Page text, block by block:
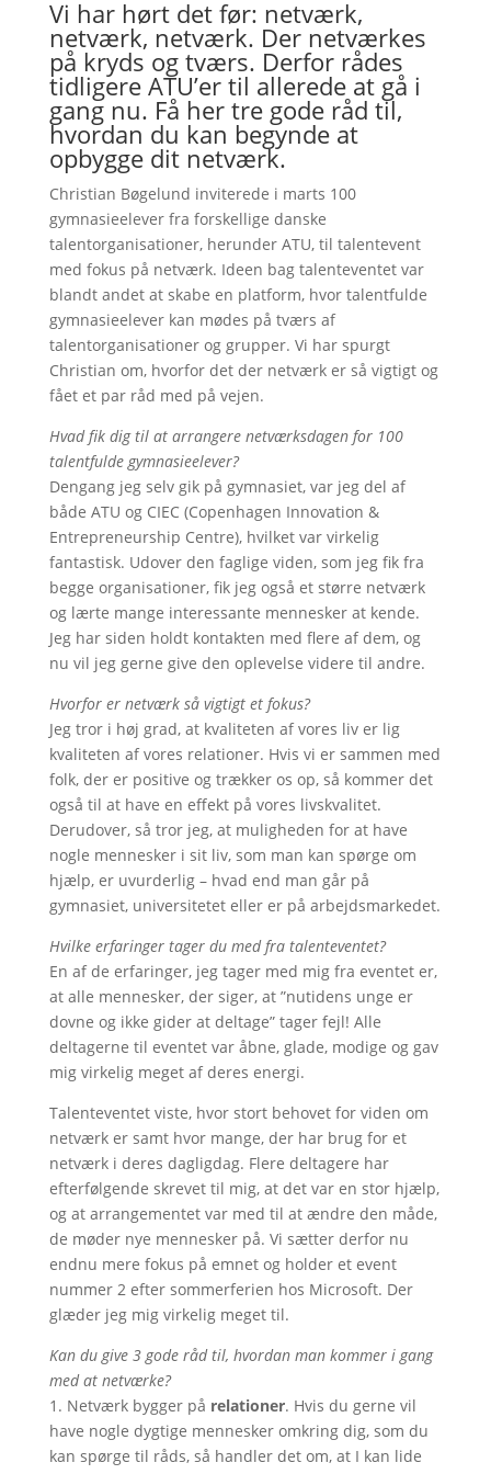
Vi har hørt det før: netværk,
netværk, netværk. Der netværkes
på kryds og tværs. Derfor rådes
tidligere ATU’er til allerede at gå i
gang nu. Få her tre gode råd til,
hvordan du kan begynde at
opbygge dit netværk.
Christian Bøgelund inviterede i marts 100
gymnasieelever fra forskellige danske
talentorganisationer, herunder ATU, til talentevent
med fokus på netværk. Ideen bag talenteventet var
blandt andet at skabe en platform, hvor talentfulde
gymnasieelever kan mødes på tværs af
talentorganisationer og grupper. Vi har spurgt
Christian om, hvorfor det der netværk er så vigtigt og
fået et par råd med på vejen.
Hvad fik dig til at arrangere netværksdagen for 100
talentfulde gymnasieelever?
Dengang jeg selv gik på gymnasiet, var jeg del af
både ATU og CIEC (Copenhagen Innovation &
Entrepreneurship Centre), hvilket var virkelig
fantastisk. Udover den faglige viden, som jeg fik fra
begge organisationer, fik jeg også et større netværk
og lærte mange interessante mennesker at kende.
Jeg har siden holdt kontakten med flere af dem, og
nu vil jeg gerne give den oplevelse videre til andre.
Hvorfor er netværk så vigtigt et fokus?
Jeg tror i høj grad, at kvaliteten af vores liv er lig
kvaliteten af vores relationer. Hvis vi er sammen med
folk, der er positive og trækker os op, så kommer det
også til at have en effekt på vores livskvalitet.
Derudover, så tror jeg, at muligheden for at have
nogle mennesker i sit liv, som man kan spørge om
hjælp, er uvurderlig – hvad end man går på
gymnasiet, universitetet eller er på arbejdsmarkedet.
Hvilke erfaringer tager du med fra talenteventet?
En af de erfaringer, jeg tager med mig fra eventet er,
at alle mennesker, der siger, at ”nutidens unge er
dovne og ikke gider at deltage” tager fejl! Alle
deltagerne til eventet var åbne, glade, modige og gav
mig virkelig meget af deres energi.
Talenteventet viste, hvor stort behovet for viden om
netværk er samt hvor mange, der har brug for et
netværk i deres dagligdag. Flere deltagere har
efterfølgende skrevet til mig, at det var en stor hjælp,
og at arrangementet var med til at ændre den måde,
de møder nye mennesker på. Vi sætter derfor nu
endnu mere fokus på emnet og holder et event
nummer 2 efter sommerferien hos Microsoft. Der
glæder jeg mig virkelig meget til.
Kan du give 3 gode råd til, hvordan man kommer i gang
med at netværke?
1. Netværk bygger på relationer. Hvis du gerne vil
have nogle dygtige mennesker omkring dig, som du
kan spørge til råds, så handler det om, at I kan lide